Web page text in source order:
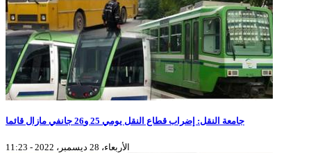
جامعة النقل: إضراب قطاع النقل يومي 25 و26 جانفي مازال قائما
الأربعاء، 28 ديسمبر، 2022 - 11:23